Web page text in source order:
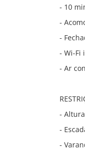
- 10
-
-
- Wi-Fi
- Ar
-
-
-